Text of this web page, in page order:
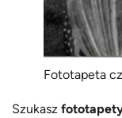
Fototapeta
Szukasz